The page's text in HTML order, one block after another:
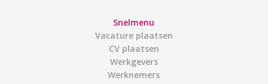
Snelmenu
Vacature plaatsen
CV plaatsen
Werkgevers
Werknemers